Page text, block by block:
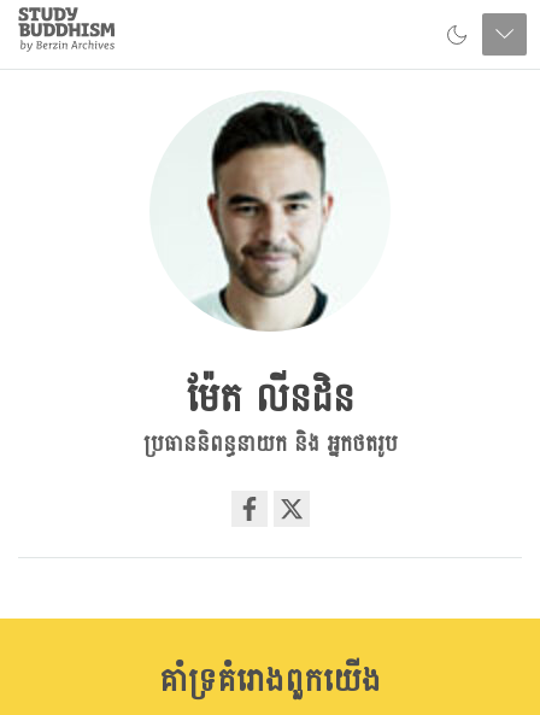
Close
Study
Buddhism
Home
ម៉ែត លីនដិន
ប្រធាននិពន្ធនាយក និង អ្នកថតរូប
on
គាំទ្រគំរោងពួកយើង